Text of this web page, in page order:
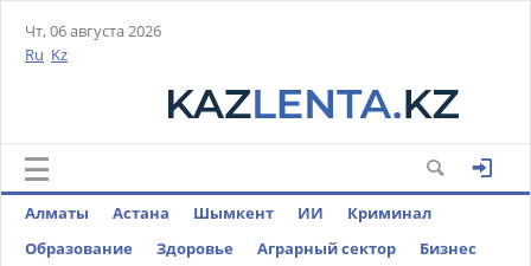
Чт, 06 августа 2026
Ru Kz
Алматы Астана Шымкент ИИ
Криминал
Образование
Здоровье Аграрный сектор
Бизнес